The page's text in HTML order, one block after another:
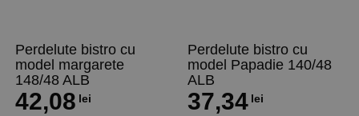
Perdelute bistro cu
model margarete
148/48 ALB
42,08 lei
Perdelute bistro cu
model Papadie 140/48
ALB
37,34 lei